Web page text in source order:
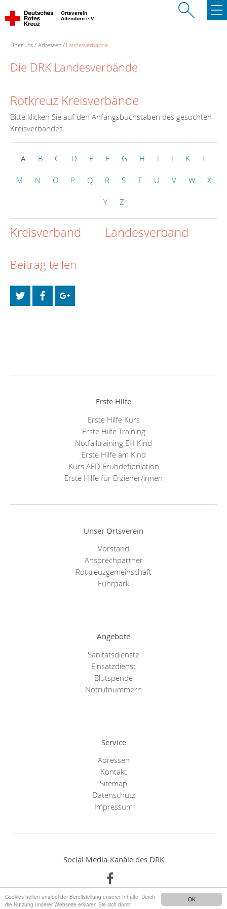
OK
Cookies helfen uns bei der Bereitstellung unserer Inhalte. Durch
die Nutzung unserer Webseite erklären Sie sich damit
Ortsverein
Attendorn e.V.
Über uns Adressen Landesverbände
Die DRK Landesverbände
Rotkreuz Kreisverbände
Bitte klicken Sie auf den Anfangsbuchstaben des gesuchten
Kreisverbandes.
A B C D E F G H I J K L
M N O P Q R S T U V W X
Y Z
Kreisverband Landesverband
Beitrag teilen
Erste Hilfe
Erste Hilfe Kurs
Erste Hilfe Training
Notfalltraining EH Kind
Erste Hilfe am Kind
Kurs AED Frühdefibrilation
Erste Hilfe für Erzieher/innen
Unser Ortsverein
Vorstand
Ansprechpartner
Rotkreuzgemeinschaft
Fuhrpark
Angebote
Sanitätsdienste
Einsatzdienst
Blutspende
Notrufnummern
Service
Adressen
Kontakt
Sitemap
Datenschutz
Impressum
Social Media-Kanäle des DRK